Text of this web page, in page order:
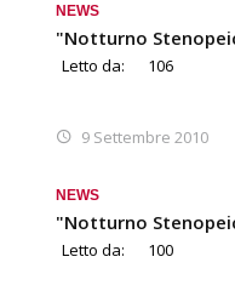
NEWS
"Notturno
Letto da: 106
9 Settembre 2010
NEWS
"Notturno
Letto da: 100